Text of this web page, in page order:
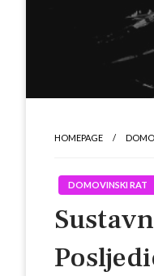
HOMEPAGE
DOMOVINSKI RAT